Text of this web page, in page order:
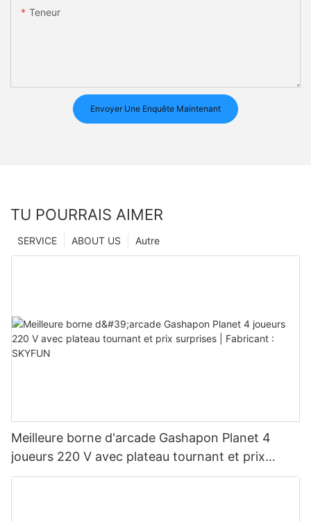
Teneur
Envoyer Une Enquête Maintenant
TU POURRAIS AIMER
Autre
ABOUT US
SERVICE
Meilleure borne d'arcade Gashapon Planet 4
joueurs 220 V avec plateau tournant et prix
surprises | Fabricant : SKYFUN